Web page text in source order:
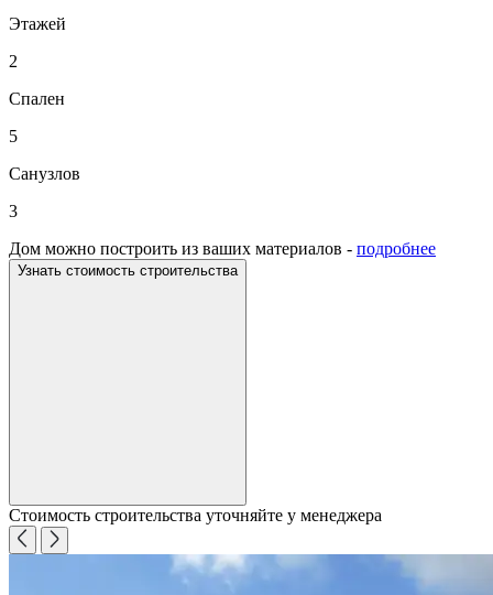
Этажей
2
Спален
5
Санузлов
3
Дом можно построить из ваших материалов - подробнее
Узнать стоимость строительства
Стоимость строительства уточняйте у менеджера